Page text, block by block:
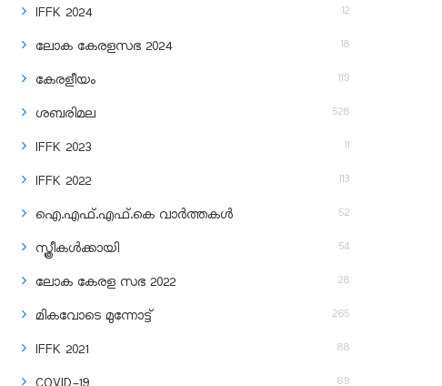
IFFK 2024 12
ലോക കേരളസഭ 2024 18
കേരളീയം 119
ശബരിമല 528
IFFK 2023 11
IFFK 2022 113
ഐ.എഫ്.എഫ്.കെ വാർത്തകൾ 52
സ്ത്രീകൾക്കായി 54
ലോക കേരള സഭ 2022 28
മികവോടെ മുന്നോട്ട് 265
IFFK 2021 88
69